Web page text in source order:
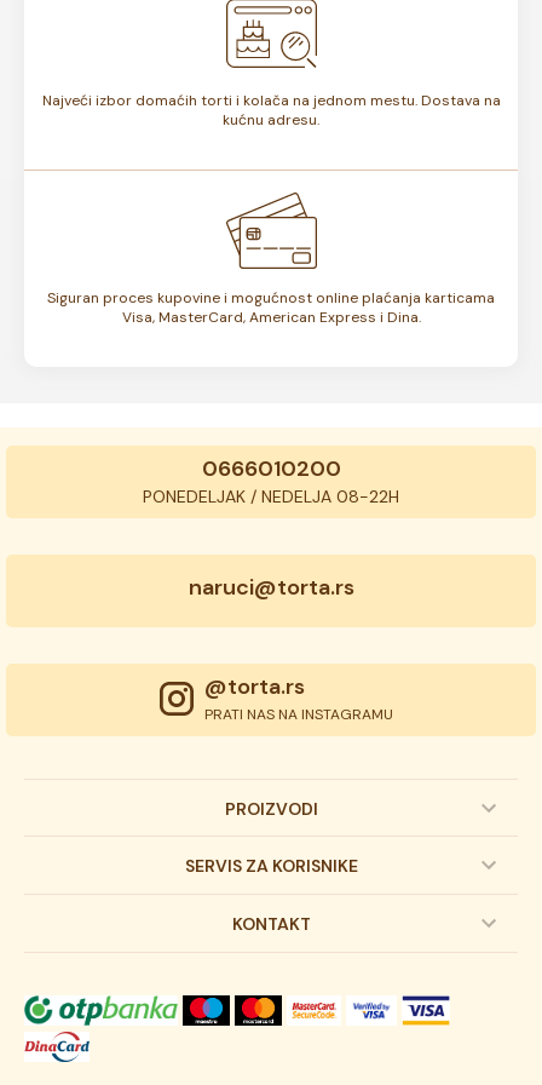
Najveći izbor domaćih torti i kolača na jednom mestu. Dostava na
kućnu adresu.
Siguran proces kupovine i mogućnost online plaćanja karticama
Visa, MasterCard, American Express i Dina.
0666010200
PONEDELJAK / NEDELJA 08-22H
naruci@torta.rs
@torta.rs
PRATI NAS NA INSTAGRAMU
PROIZVODI
Dečije torte
Svadbene torte
Torta klasici
SERVIS ZA KORISNIKE
Prijava na newsletter
Dostava robe
KONTAKT
Novosti